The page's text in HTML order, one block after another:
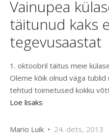
Vainupea
täitunud kaks
tegevusaastat
1. oktoobril täitus meie
Oleme kõik olnud väga
tehtud toimetused kokku
Loe lisaks
Mario Luik • 24. dets, 2013